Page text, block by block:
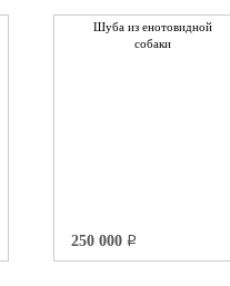
Шуба из енотовидной
собаки
250 000 q